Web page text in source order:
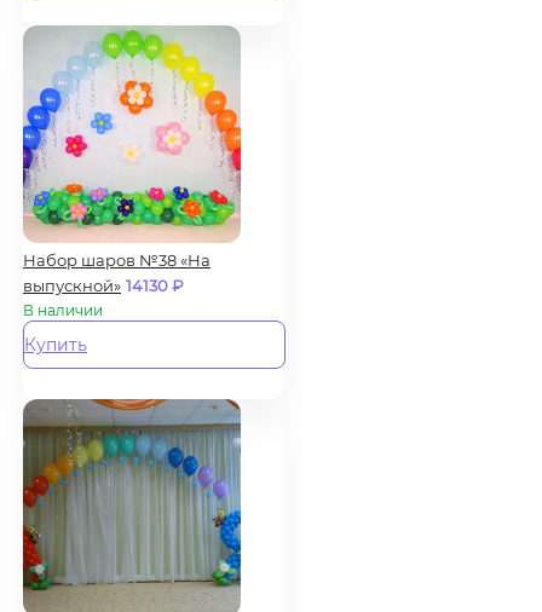
Набор шаров №38 «На
выпускной» 14130₽
В наличии
Купить